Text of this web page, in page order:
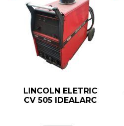
LINCOLN ELETRIC
CV 505 IDEALARC